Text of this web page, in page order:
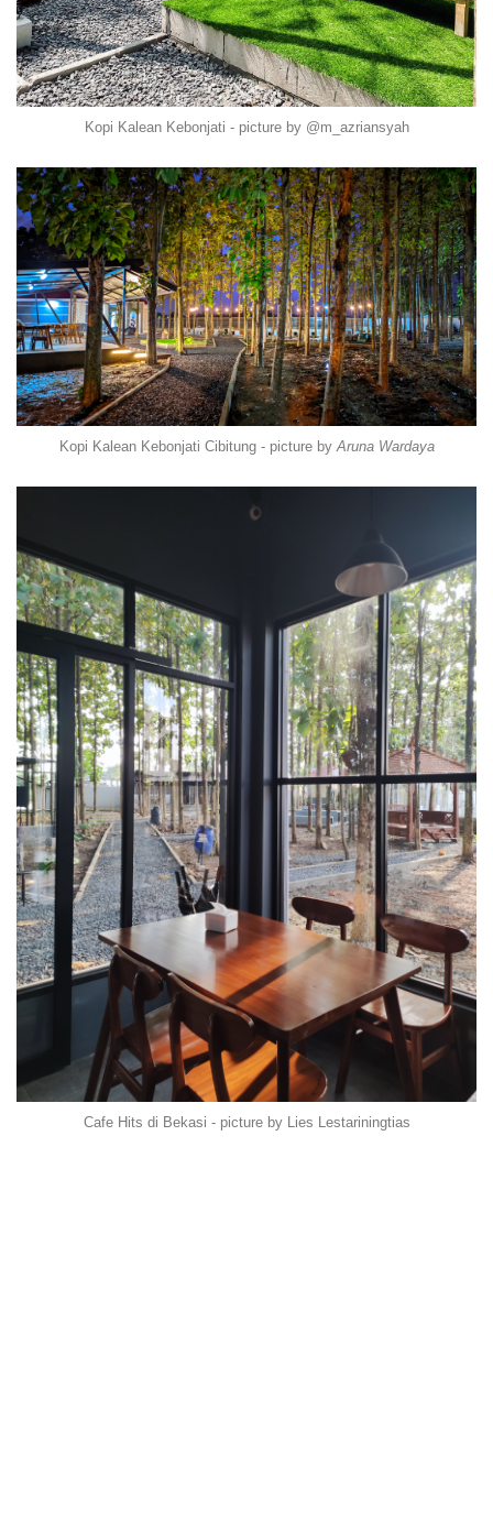
Kopi Kalean Kebonjati - picture by @m_azriansyah
Kopi Kalean Kebonjati Cibitung - picture byAruna Wardaya
Cafe Hits di Bekasi - picture by Lies Lestariningtias